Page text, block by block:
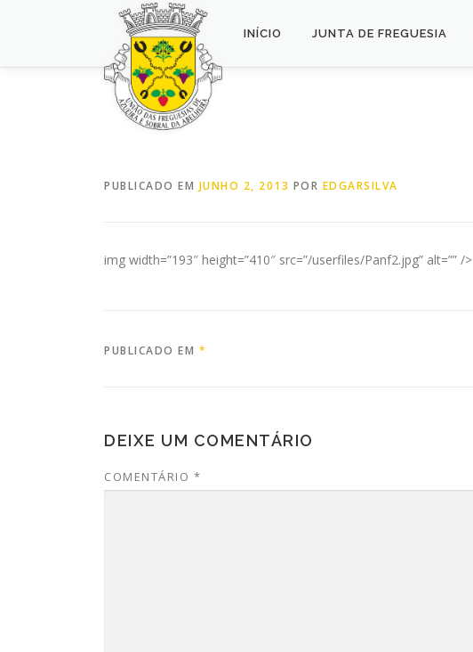
INÍCIO JUNTA DE FREGUESIA
PUBLICADO EM JUNHO 2, 2013 POR EDGARSILVA
img width=”193″ height=”410″ src=”/userfiles/Panf2.jpg” alt=”” />
PUBLICADO EM *
DEIXE UM COMENTÁRIO
COMENTÁRIO *